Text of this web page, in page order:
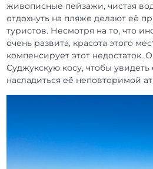
живописные пейзажи, чистая
отдохнуть на пляже делают её
туристов. Несмотря на то, что
очень развита, красота этого
компенсирует этот недостаток.
Суджукскую косу, чтобы
насладиться её неповторимой